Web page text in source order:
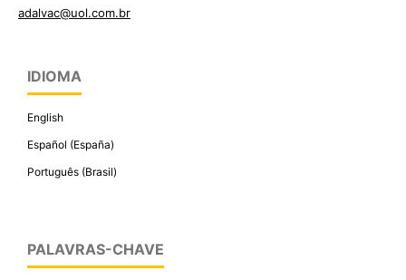
adalvac@uol.com.br
IDIOMA
English
Español (España)
Português (Brasil)
PALAVRAS-CHAVE